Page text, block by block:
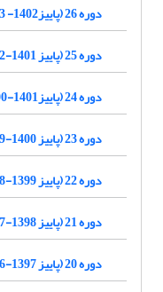
دوره 26 (پاییز1402- 1403)
دوره 25 (پاییز 1401-1402)
دوره 24 (پاییز1401-1400)
دوره 23 (پاییز 1400-1399)
دوره 22 (پاییز 1399-1398)
دوره 21 (پاییز 1398-1397)
دوره 20 (پاییز 1397-1396)